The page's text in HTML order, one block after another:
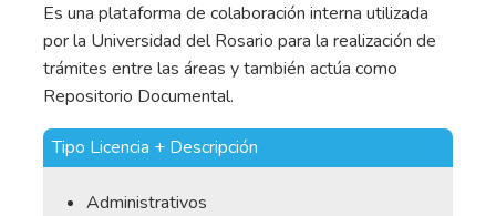
Es una plataforma de colaboración interna utilizada
por la Universidad del Rosario para la realización de
trámites entre las áreas y también actúa como
Repositorio Documental.
Tipo Licencia + Descripción
Administrativos